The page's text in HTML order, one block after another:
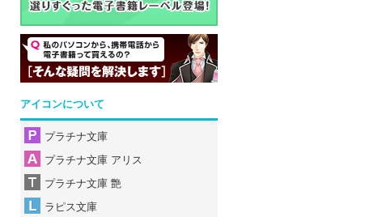
アイコンについて
プラチナ文庫
プラチナ文庫 アリス
プラチナ文庫 艶
ラピス文庫